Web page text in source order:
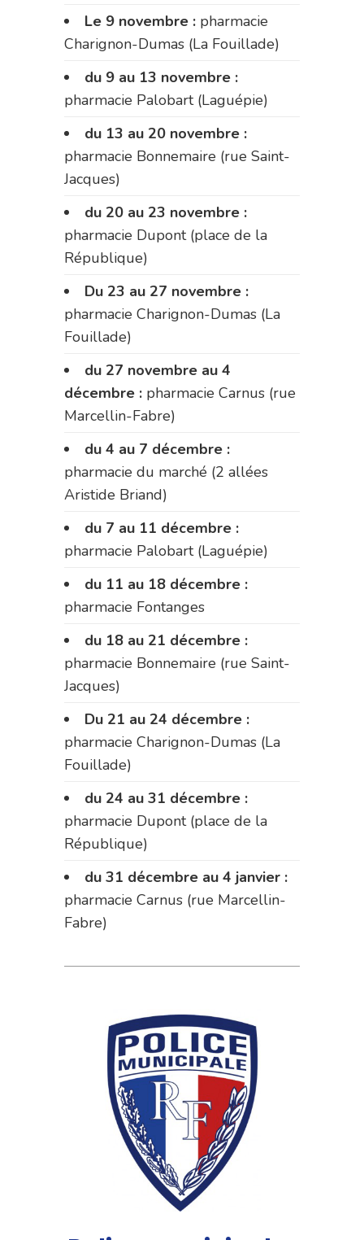
Le 9 novembre : pharmacie
Charignon-Dumas (La Fouillade)
du 9 au 13 novembre :
pharmacie Palobart (Laguépie)
du 13 au 20 novembre :
pharmacie Bonnemaire (rue Saint-
Jacques)
du 20 au 23 novembre :
pharmacie Dupont (place de la
République)
Du 23 au 27 novembre :
pharmacie Charignon-Dumas (La
Fouillade)
du 27 novembre au 4
décembre : pharmacie Carnus (rue
Marcellin-Fabre)
du 4 au 7 décembre :
pharmacie du marché (2 allées
Aristide Briand)
du 7 au 11 décembre :
pharmacie Palobart (Laguépie)
du 11 au 18 décembre :
pharmacie Fontanges
du 18 au 21 décembre :
pharmacie Bonnemaire (rue Saint-
Jacques)
Du 21 au 24 décembre :
pharmacie Charignon-Dumas (La
Fouillade)
du 24 au 31 décembre :
pharmacie Dupont (place de la
République)
du 31 décembre au 4 janvier :
pharmacie Carnus (rue Marcellin-
Fabre)